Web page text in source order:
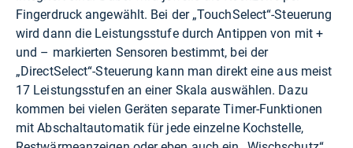
Fingerdruck angewählt. Bei der „TouchSelect“-Steuerung
wird dann die Leistungsstufe durch Antippen von mit +
und – markierten Sensoren bestimmt, bei der
„DirectSelect“-Steuerung kann man direkt eine aus meist
17 Leistungsstufen an einer Skala auswählen. Dazu
kommen bei vielen Geräten separate Timer-Funktionen
mit Abschaltautomatik für jede einzelne Kochstelle,